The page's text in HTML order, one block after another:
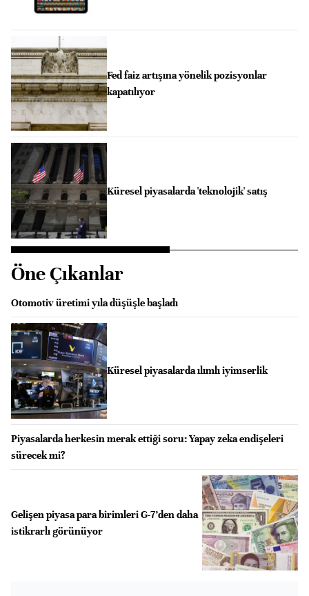
Fed faiz artışına yönelik pozisyonlar
kapatılıyor
Küresel piyasalarda 'teknolojik' satış
Öne Çıkanlar
Otomotiv üretimi yıla düşüşle başladı
Küresel piyasalarda ılımlı iyimserlik
Piyasalarda herkesin merak ettiği soru: Yapay zeka endişeleri
sürecek mi?
Gelişen piyasa para birimleri G-7’den daha
istikrarlı görünüyor